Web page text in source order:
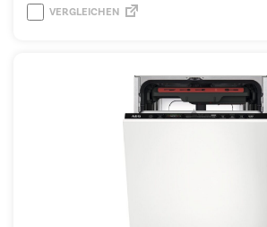
VERGLEICHEN